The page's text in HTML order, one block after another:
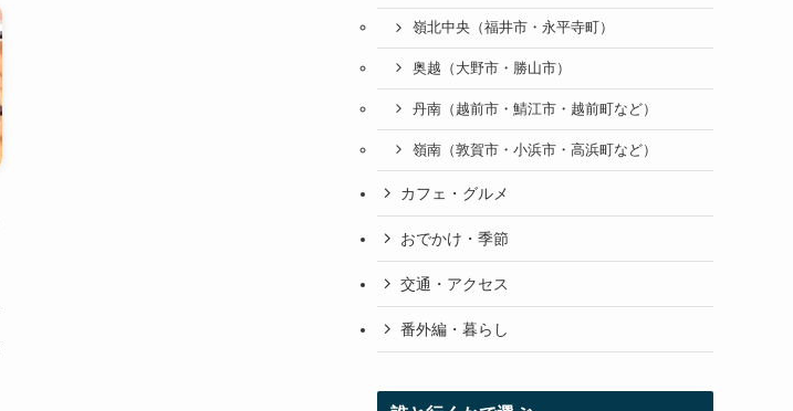
嶺北中央（福井市・永平寺町）
奥越（大野市・勝山市）
丹南（越前市・鯖江市・越前町など）
嶺南（敦賀市・小浜市・高浜町など）
カフェ・グルメ
おでかけ・季節
交通・アクセス
番外編・暮らし